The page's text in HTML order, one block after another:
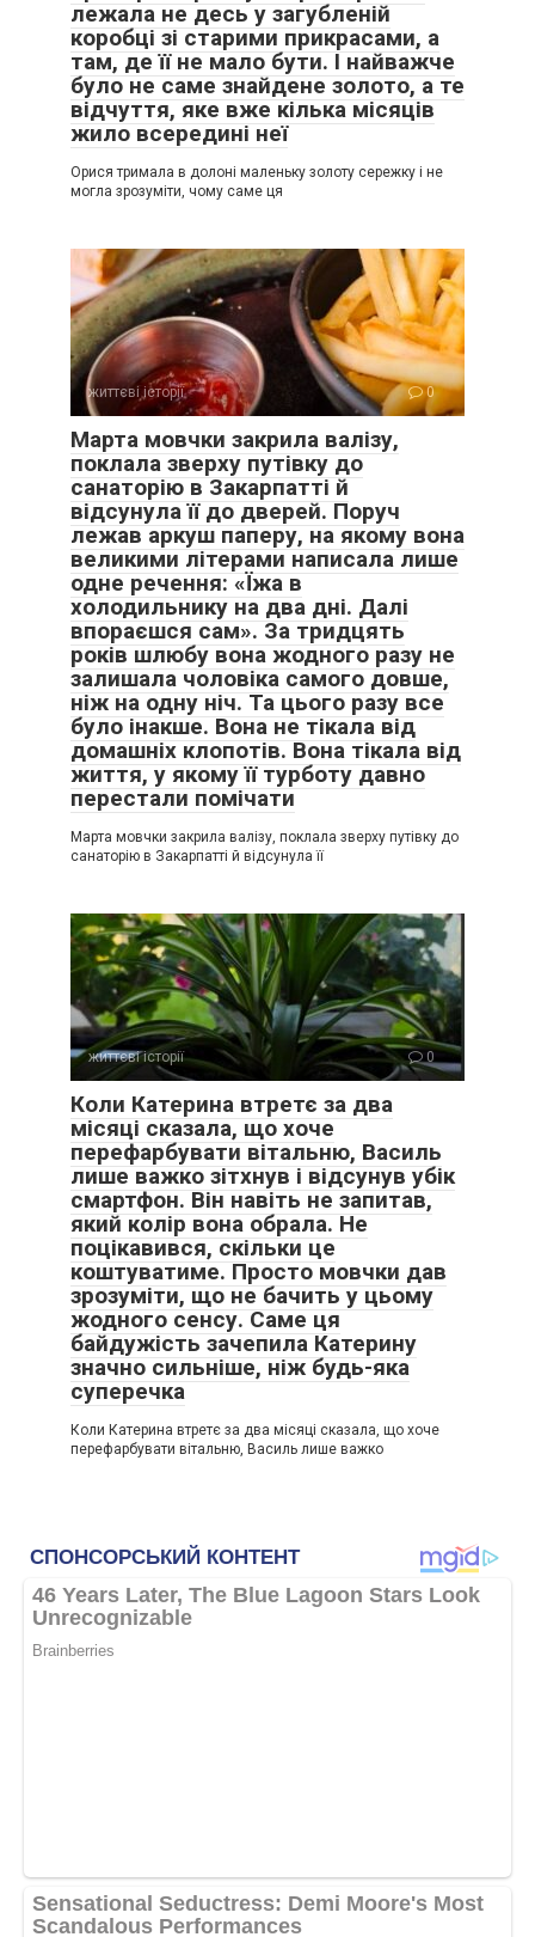
лежала не десь у загубленій
коробці зі старими прикрасами, а
там, де її не мало бути. І найважче
було не саме знайдене золото, а те
відчуття, яке вже кілька місяців
жило всередині неї
Орися тримала в долоні маленьку золоту сережку і не
могла зрозуміти, чому саме ця
життєві історії 0
Марта мовчки закрила валізу,
поклала зверху путівку до
санаторію в Закарпатті й
відсунула її до дверей. Поруч
лежав аркуш паперу, на якому вона
великими літерами написала лише
одне речення: «Їжа в
холодильнику на два дні. Далі
впораєшся сам». За тридцять
років шлюбу вона жодного разу не
залишала чоловіка самого довше,
ніж на одну ніч. Та цього разу все
було інакше. Вона не тікала від
домашніх клопотів. Вона тікала від
життя, у якому її турботу давно
перестали помічати
Марта мовчки закрила валізу, поклала зверху путівку до
санаторію в Закарпатті й відсунула її
життєві історії 0
Коли Катерина втретє за два
місяці сказала, що хоче
перефарбувати вітальню, Василь
лише важко зітхнув і відсунув убік
смартфон. Він навіть не запитав,
який колір вона обрала. Не
поцікавився, скільки це
коштуватиме. Просто мовчки дав
зрозуміти, що не бачить у цьому
жодного сенсу. Саме ця
байдужість зачепила Катерину
значно сильніше, ніж будь-яка
суперечка
Коли Катерина втретє за два місяці сказала, що хоче
перефарбувати вітальню, Василь лише важко